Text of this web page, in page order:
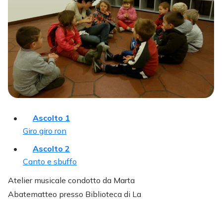
Ascolto 1
Giro giro ron
Ascolto 2
Canto e sbuffo
Atelier musicale condotto da Marta
Abatematteo presso Biblioteca di La